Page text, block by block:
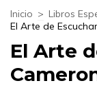
Inicio > Libros
El Arte de
El Arte